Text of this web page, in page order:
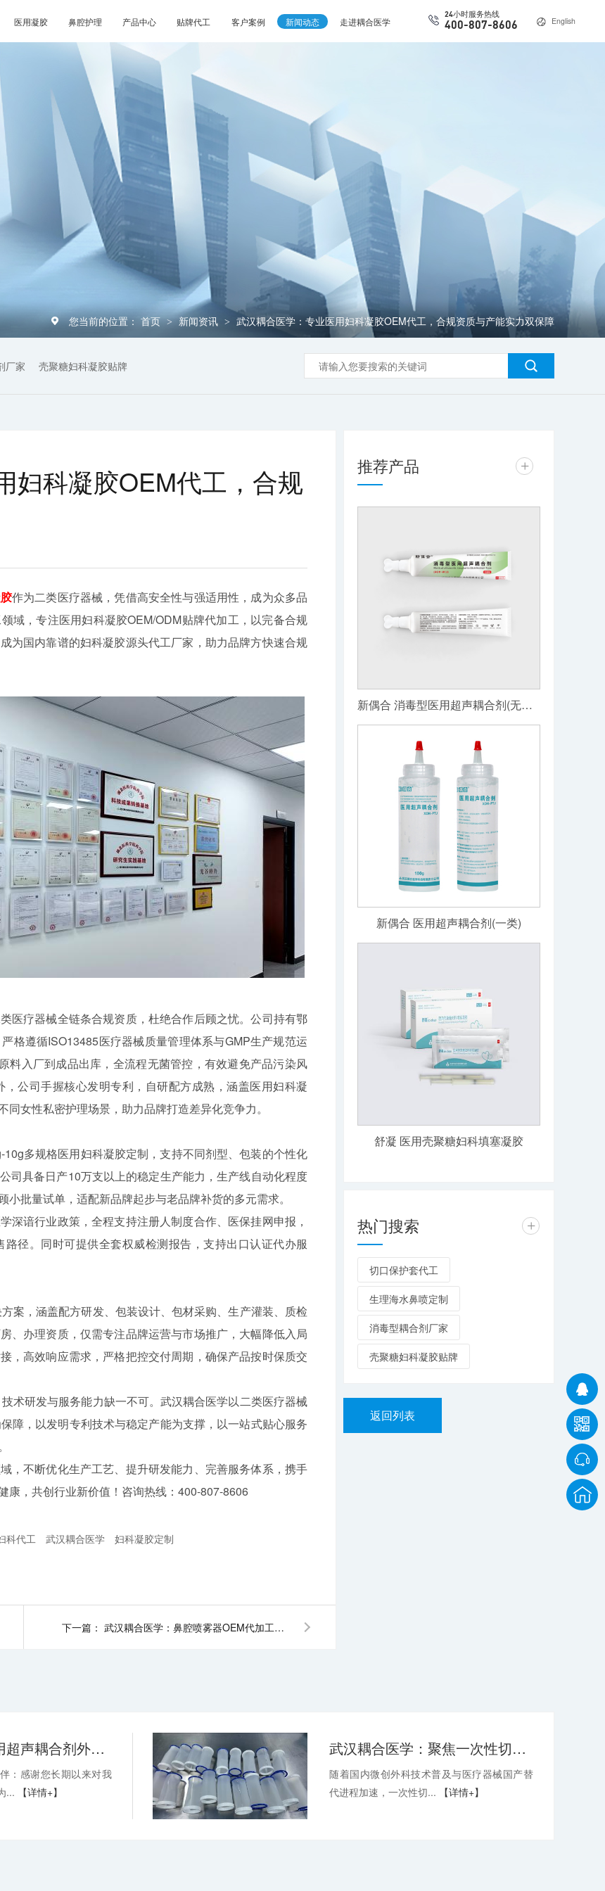
English
24小时服务热线
400-807-8606
医用凝胶 鼻腔护理 产品中心 贴牌代工 客户案例 新闻动态 走进耦合医学
您当前的位置： 首页 > 新闻资讯 > 武汉耦合医学：专业医用妇科凝胶OEM代工，合规资质与产能实力双保障
厂家 壳聚糖妇科凝胶贴牌
妇科凝胶OEM代工，合规
作为二类医疗器械，凭借高安全性与强适用性，成为众多品
域，专注医用妇科凝胶OEM/ODM贴牌代加工，以完备合规
为国内靠谱的妇科凝胶源头代工厂家，助力品牌方快速合规
医疗器械全链条合规资质，杜绝合作后顾之忧。公司持有鄂
格遵循ISO13485医疗器械质量管理体系与GMP生产规范运
料入厂到成品出库，全流程无菌管控，有效避免产品污染风
公司手握核心发明专利，自研配方成熟，涵盖医用妇科凝
女性私密护理场景，助力品牌打造差异化竞争力。
多规格医用妇科凝胶定制，支持不同剂型、包装的个性化
司具备日产10万支以上的稳定生产能力，生产线自动化程度
批量试单，适配新品牌起步与老品牌补货的多元需求。
深谙行业政策，全程支持注册人制度合作、医保挂网申报，
径。同时可提供全套权威检测报告，支持出口认证代办服
案，涵盖配方研发、包装设计、包材采购、生产灌装、质检
、办理资质，仅需专注品牌运营与市场推广，大幅降低入局
，高效响应需求，严格把控交付周期，确保产品按时保质交
术研发与服务能力缺一不可。武汉耦合医学以二类医疗器械
障，以发明专利技术与稳定产能为支撑，以一站式贴心服务
，不断优化生产工艺、提升研发能力、完善服务体系，携手
康，共创行业新价值！咨询热线：400-807-8606
科代工 武汉耦合医学
妇科凝胶定制
下一篇： 武汉耦合医学：鼻腔喷雾器OEM代加工，助力品牌抢占蓝海市场
推荐产品 +
新偶合 消毒型医用超声耦合剂(无菌级)
新偶合 医用超声耦合剂(一类)
舒凝 医用壳聚糖妇科填塞凝胶
热门搜索 +
切口保护套代工
生理海水鼻喷定制
消毒型耦合剂厂家
壳聚糖妇科凝胶贴牌
返回列表
关于消毒型医用超声耦合剂外包装装箱方式变更的通知-武汉耦合医学
：感谢您长期以来对我
...
【详情+】
武汉耦合医学：聚焦一次性切口保护套OEM，深耕微创耗材定制代工领域
随着国内微创外科技术普及与医疗器械国产替
代进程加速，一次性切...
【详情+】